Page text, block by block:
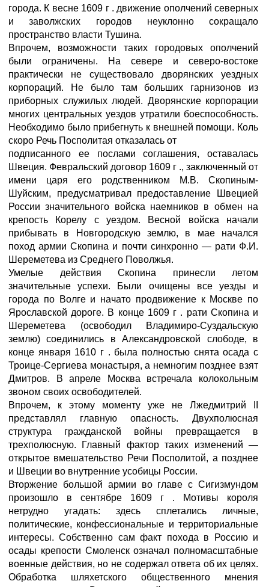
города. К весне 1609 г . движение ополчений северных
и заволжских городов неуклонно сокращало
пространство власти Тушина.
Впрочем, возможности таких городовых ополчений
были ограничены. На севере и северо-востоке
практически не существовало дворянских уездных
корпораций. Не было там больших гарнизонов из
приборных служилых людей. Дворянские корпорации
многих центральных уездов утратили боеспособность.
Необходимо было прибегнуть к внешней помощи. Коль
скоро Речь Посполитая отказалась от
подписанного ее послами соглашения, оставалась
Швеция. Февральский договор 1609 г ., заключенный от
имени царя его родственником М.В. Скопиным-
Шуйским, предусматривал предоставление Швецией
России значительного войска наемников в обмен на
крепость Корелу с уездом. Весной войска начали
прибывать в Новгородскую землю, в мае начался
поход армии Скопина и почти синхронно — рати Ф.И.
Шереметева из Среднего Поволжья.
Умелые действия Скопина принесли летом
значительные успехи. Были очищены все уезды и
города по Волге и начато продвижение к Москве по
Ярославской дороге. В конце 1609 г . рати Скопина и
Шереметева (освободил Владимиро-Суздальскую
землю) соединились в Александровской слободе, в
конце января 1610 г . была полностью снята осада с
Троице-Сергиева монастыря, а немногим позднее взят
Дмитров. В апреле Москва встречала колокольным
звоном своих освободителей.
Впрочем, к этому моменту уже не Лжедмитрий II
представлял главную опасность. Двухполюсная
структура гражданской войны превращается в
трехполюсную. Главный фактор таких изменений —
открытое вмешательство Речи Посполитой, а позднее
и Швеции во внутренние усобицы России.
Вторжение большой армии во главе с Сигизмундом
произошло в сентябре 1609 г . Мотивы короля
нетрудно угадать: здесь сплетались личные,
политические, конфессиональные и территориальные
интересы. Собственно сам факт похода в Россию и
осады крепости Смоленск означал полномасштабные
военные действия, но не содержал ответа об их целях.
Обработка шляхетского общественного мнения